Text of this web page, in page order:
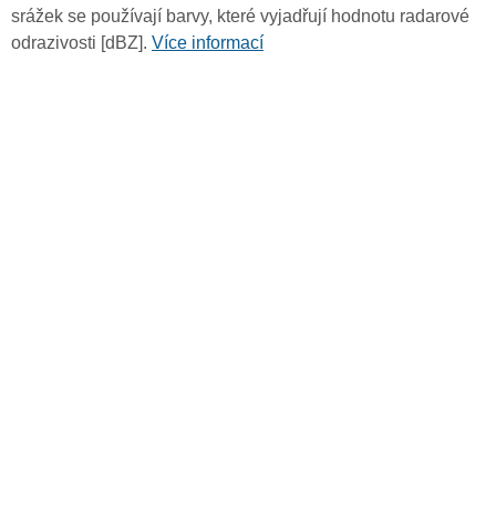
srážek se používají barvy, které vyjadřují hodnotu radarové
odrazivosti [dBZ]. Více informací